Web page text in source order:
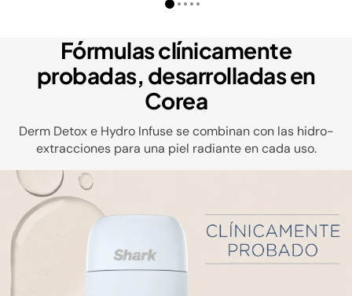
Fórmulas clínicamente
probadas, desarrolladas en
Corea
Derm Detox e Hydro Infuse se combinan con las hidro-
extracciones para una piel radiante en cada uso.